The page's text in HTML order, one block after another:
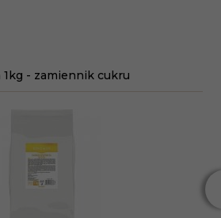
1kg - zamiennik cukru